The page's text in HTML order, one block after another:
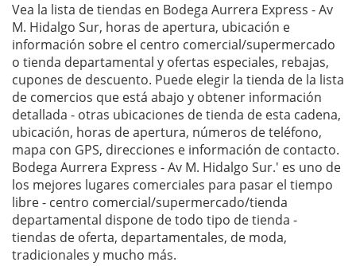
Vea la lista de tiendas en Bodega Aurrera Express - Av
M. Hidalgo Sur, horas de apertura, ubicación e
información sobre el centro comercial/supermercado
o tienda departamental y ofertas especiales, rebajas,
cupones de descuento. Puede elegir la tienda de la lista
de comercios que está abajo y obtener información
detallada - otras ubicaciones de tienda de esta cadena,
ubicación, horas de apertura, números de teléfono,
mapa con GPS, direcciones e información de contacto.
Bodega Aurrera Express - Av M. Hidalgo Sur.' es uno de
los mejores lugares comerciales para pasar el tiempo
libre - centro comercial/supermercado/tienda
departamental dispone de todo tipo de tienda -
tiendas de oferta, departamentales, de moda,
tradicionales y mucho más.